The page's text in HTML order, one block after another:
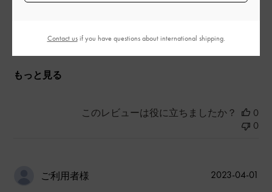
とてもよかった
もっと見る
このレビューは役に立ちましたか？
0
0
ご利用者様 2023-04-01
Contact usif you have questions about international shipping.